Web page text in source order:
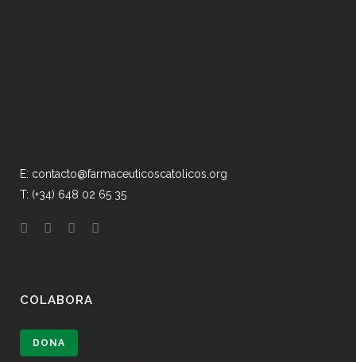
E: contacto@farmaceuticoscatolicos.org
T: (+34) 648 02 65 35
COLABORA
DONA